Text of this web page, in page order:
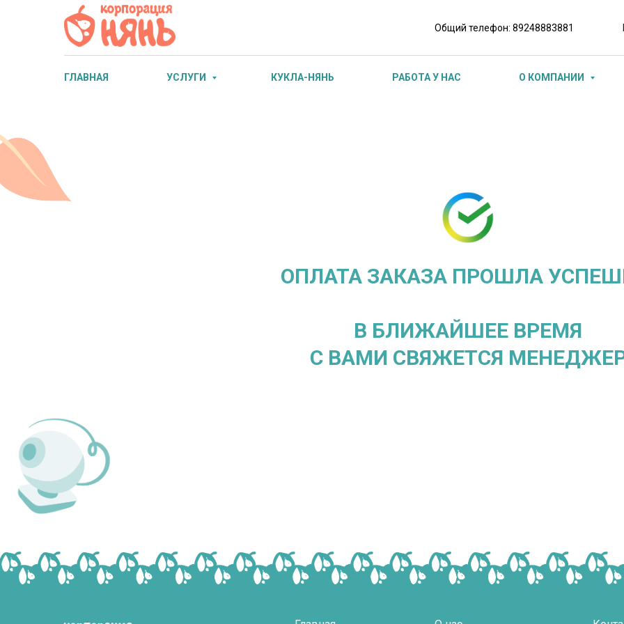
Общий телефон: 89248883881
ГЛАВНАЯ УСЛУГИ КУКЛА-НЯНЬ РАБОТА У НАС О КОМПАНИИ
ОПЛАТА ЗАКАЗА ПРОШЛА
В БЛИЖАЙШЕЕ ВРЕМЯ
С ВАМИ СВЯЖЕТСЯ